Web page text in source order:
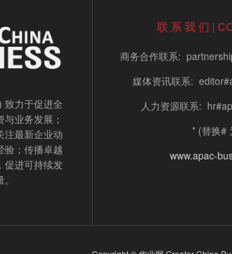
致力于促进全
业务发展；
注最新企业动
验；传播卓越
促进可持续发
联 系 我 们 |
商务合作联系:
媒体资讯联系:
人力资源联系:
* (替换#
www.apac-